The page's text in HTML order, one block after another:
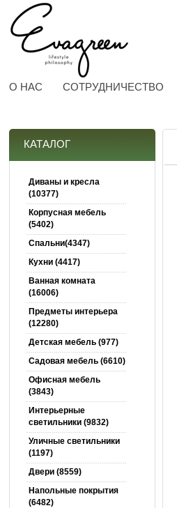
О НАС СОТРУДНИЧЕСТВО
КАТАЛОГ
Диваны и кресла
(10377)
Корпусная мебель
(5402)
Спальни(4347)
Кухни (4417)
Ванная комната
(16006)
Предметы интерьера
(12280)
Детская мебель (977)
Садовая мебель (6610)
Офисная мебель
(3843)
Интерьерные
светильники (9832)
Уличные светильники
(1197)
Двери (8559)
Напольные покрытия
(6482)